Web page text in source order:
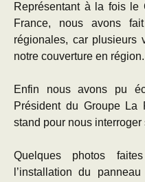
Représentant à la fois le
France, nous avons
régionales, car plusieurs
notre couverture en région.
Enfin nous avons pu
Président du Groupe
stand pour nous interroger
Quelques photos
l’installation du